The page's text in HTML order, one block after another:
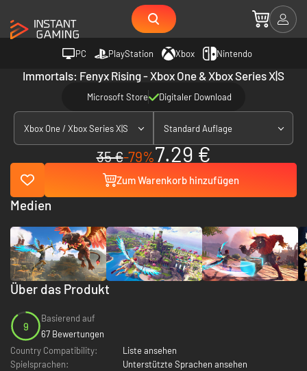
PC PlayStation Xbox Nintendo
Immortals: Fenyx Rising - Xbox One & Xbox Series X|S
Microsoft Store Digitaler Download
Xbox One / Xbox Series X|S Standard Auflage
35 €-79%7.29 €
Zum Warenkorb hinzufügen
Über das Produkt
9
Basierend auf
67 Bewertungen
Country Compatibility:
Liste ansehen
Spielsprachen:
Unterstützte Sprachen ansehen
Medien